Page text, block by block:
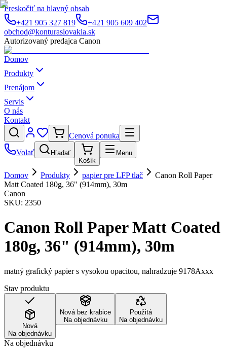
Preskočiť na hlavný obsah
+421 905 327 819
+421 905 609 402
obchod@konturaslovakia.sk
Autorizovaný predajca Canon
Domov
Produkty
Prenájom
Servis
O nás
Kontakt
Cenová ponuka
Volať
Hľadať
Košík
Menu
Domov Produkty papier pre LFP tlač
Canon Roll Paper
Matt Coated 180g, 36" (914mm), 30m
Canon
SKU: 2350
Canon Roll Paper Matt Coated
180g, 36" (914mm), 30m
matný grafický papier s vysokou opacitou, nahradzuje 9178Axxx
Stav produktu
Nová
Na objednávku
Nová bez krabice
Na objednávku
Použitá
Na objednávku
Na objednávku